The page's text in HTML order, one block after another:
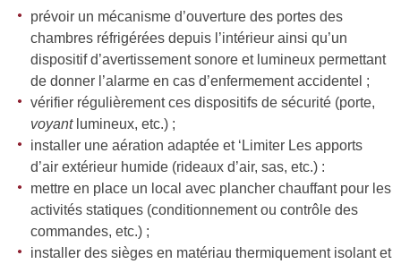
prévoir un mécanisme d’ouverture des portes des
chambres réfrigérées depuis l’intérieur ainsi qu’un
dispositif d’avertissement sonore et lumineux permettant
de donner l’alarme en cas d’enfermement accidentel ;
vérifier régulièrement ces dispositifs de sécurité (porte,
voyant lumineux, etc.) ;
installer une aération adaptée et ‘Limiter Les apports
d’air extérieur humide (rideaux d’air, sas, etc.) :
mettre en place un local avec plancher chauffant pour les
activités statiques (conditionnement ou contrôle des
commandes, etc.) ;
installer des sièges en matériau thermiquement isolant et